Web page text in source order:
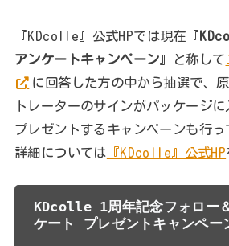
『KDcolle』公式HPでは現在『
アンケートキャンペーン 』と称して
に回答した方の中から抽選で、
トレーターのサインがパッケージ
プレゼントするキャンペーンも行っ
詳細については
『KDcolle』公式HP
KDcolle 1周年記念フォロー